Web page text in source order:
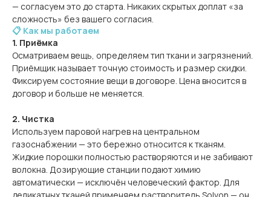
— согласуем это до старта. Никаких скрытых доплат «за
сложность» без вашего согласия.
📋 Как мы работаем
1. Приёмка
Осматриваем вещь, определяем тип ткани и загрязнений.
Приёмщик называет точную стоимость и размер скидки.
Фиксируем состояние вещи в договоре. Цена вносится в
договор и больше не меняется.
2. Чистка
Используем паровой нагрев на центральном
газоснабжении — это бережно относится к тканям.
Жидкие порошки полностью растворяются и не забивают
волокна. Дозирующие станции подают химию
автоматически — исключён человеческий фактор. Для